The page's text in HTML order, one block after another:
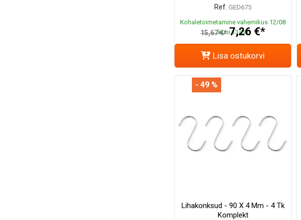
Ref. GED675
Kohaletoimetamine vahemikus 12/08
kuni 13/08
15,67 €* 7,26 €*
Lisa ostukorvi
Lihakonksud - 90 X 4 Mm - 4 Tk
Komplekt
- 49 %